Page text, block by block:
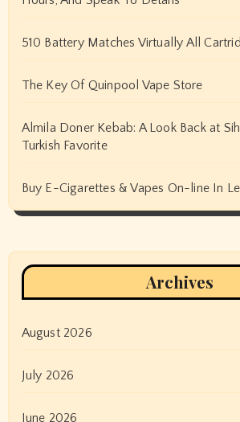
510 Battery Matches Virtually All
The Key Of Quinpool Vape Store
Almila Doner Kebab: A Look Back at
Turkish Favorite
Buy E-Cigarettes & Vapes On-line In
Archives
August 2026
July 2026
June 2026